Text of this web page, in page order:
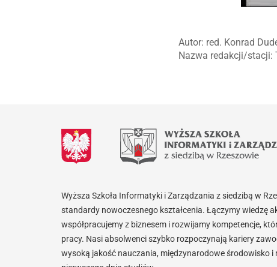
Autor: red. Konrad
Nazwa redakcji/stacji:
Wyższa Szkoła Informatyki i Zarządzania z siedzibą w
standardy nowoczesnego kształcenia. Łączymy wiedzę
współpracujemy z biznesem i rozwijamy kompetencje,
pracy. Nasi absolwenci szybko rozpoczynają kariery
wysoką jakość nauczania, międzynarodowe środowisko i